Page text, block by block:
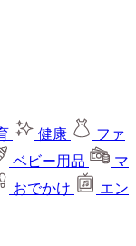
健康
ファ
ベビー用品
マ
おでかけ
エン